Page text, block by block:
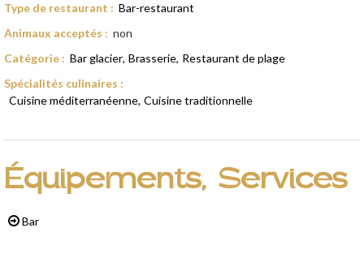
Type de restaurant : Bar-restaurant
Animaux acceptés : non
Catégorie : Bar glacier Brasserie Restaurant de plage
Spécialités culinaires :
Cuisine méditerranéenne Cuisine traditionnelle
Équipements, Services
Bar